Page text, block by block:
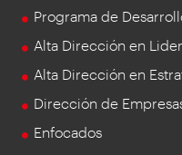
Programa de
Alta Dirección en
Alta Dirección en
Dirección de
Enfocados